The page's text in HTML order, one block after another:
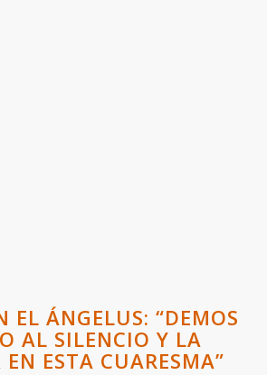
EL ÁNGELUS: “DEMOS
AL SILENCIO Y LA
EN ESTA CUARESMA”